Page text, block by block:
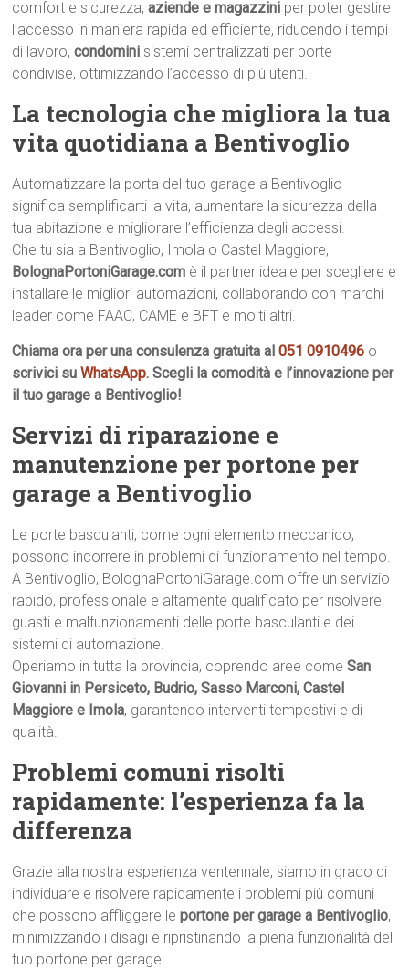
comfort e sicurezza,aziende e magazzini per poter gestire
l’accesso in maniera rapida ed efficiente, riducendo i tempi
di lavoro,condomini sistemi centralizzati per porte
condivise, ottimizzando l’accesso di più utenti.
La tecnologia che migliora la tua
vita quotidiana a Bentivoglio
Automatizzare la porta del tuo garage a Bentivoglio
significa semplificarti la vita, aumentare la sicurezza della
tua abitazione e migliorare l’efficienza degli accessi.
Che tu sia a Bentivoglio, Imola o Castel Maggiore,
BolognaPortoniGarage.com è il partner ideale per scegliere e
installare le migliori automazioni, collaborando con marchi
leader come FAAC, CAME e BFT e molti altri.
Chiama ora per una consulenza gratuita al051 0910496 o
scrivici suWhatsApp. Scegli la comodità e l’innovazione per
il tuo garage a Bentivoglio!
Servizi di riparazione e
manutenzione per portone per
garage a Bentivoglio
Le porte basculanti, come ogni elemento meccanico,
possono incorrere in problemi di funzionamento nel tempo.
A Bentivoglio, BolognaPortoniGarage.com offre un servizio
rapido, professionale e altamente qualificato per risolvere
guasti e malfunzionamenti delle porte basculanti e dei
sistemi di automazione.
Operiamo in tutta la provincia, coprendo aree comeSan
Giovanni in Persiceto, Budrio, Sasso Marconi, Castel
Maggiore e Imola, garantendo interventi tempestivi e di
qualità.
Problemi comuni risolti
rapidamente: l’esperienza fa la
differenza
Grazie alla nostra esperienza ventennale, siamo in grado di
individuare e risolvere rapidamente i problemi più comuni
che possono affliggere leportone per garage a Bentivoglio,
minimizzando i disagi e ripristinando la piena funzionalità del
tuo portone per garage.